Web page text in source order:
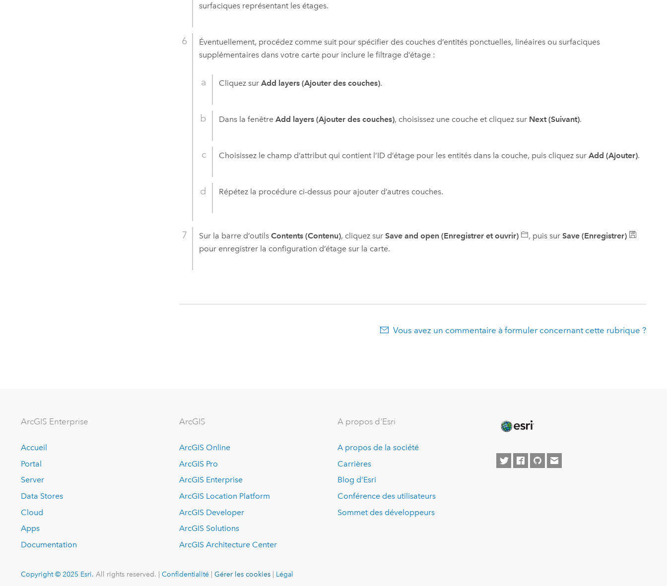
surfaciques représentant les étages.
Éventuellement, procédez comme suit pour spécifier des couches d’entités ponctuelles, linéaires ou surfaciques
supplémentaires dans votre carte pour inclure le filtrage d’étage :
Cliquez sur Add layers (Ajouter des couches).
Dans la fenêtre Add layers (Ajouter des couches), choisissez une couche et cliquez sur Next (Suivant).
Choisissez le champ d’attribut qui contient l’ID d’étage pour les entités dans la couche, puis cliquez sur Add (Ajouter).
Répétez la procédure ci-dessus pour ajouter d’autres couches.
Sur la barre d’outilsContents (Contenu), cliquez surSave and open (Enregistrer et ouvrir) , puis surSave (Enregistrer)
pour enregistrer la configuration d’étage sur la carte.
Vous avez un commentaire à formuler concernant cette rubrique ?
ArcGIS Enterprise
Accueil
Portal
Server
Data Stores
Cloud
Apps
Documentation
ArcGIS
ArcGIS Online
ArcGIS Pro
ArcGIS Enterprise
ArcGIS Location Platform
ArcGIS Developer
ArcGIS Solutions
ArcGIS Architecture Center
A propos d'Esri
A propos de la société
Carrières
Blog d’Esri
Conférence des utilisateurs
Sommet des développeurs
Copyright © 2025 Esri. All rights reserved. |Confidentialité |Gérer les cookies Légal